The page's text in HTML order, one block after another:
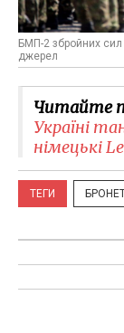
БМП-2 збройних сил
джерел
Читайте
Україні
німецькі
ТЕГИ